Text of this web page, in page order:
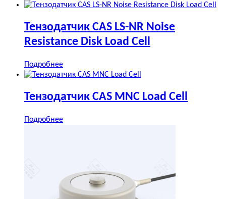
Тензодатчик CAS LS-NR Noise
Resistance Disk Load Cell
Подробнее
Тензодатчик CAS MNC Load Cell
Подробнее